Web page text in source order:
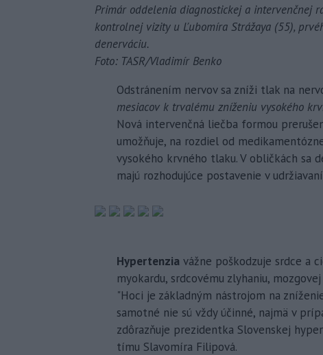
Primár oddelenia diagnostickej a intervenčnej
kontrolnej vizity u Ľubomíra Strážaya (55),
denerváciu.
Foto: TASR/Vladimír Benko
Odstránením nervov sa zníži tlak na
mesiacov k trvalému zníženiu vysokého
Nová intervenčná liečba formou
umožňuje, na rozdiel od
vysokého krvného tlaku. V obličkách sa
majú rozhodujúce postavenie v
Hypertenzia vážne poškodzuje srdce a
myokardu, srdcovému zlyhaniu,
"Hoci je základným nástrojom na
samotné nie sú vždy účinné, najmä v
zdôrazňuje prezidentka Slovenskej
tímu Slavomíra Filipová.